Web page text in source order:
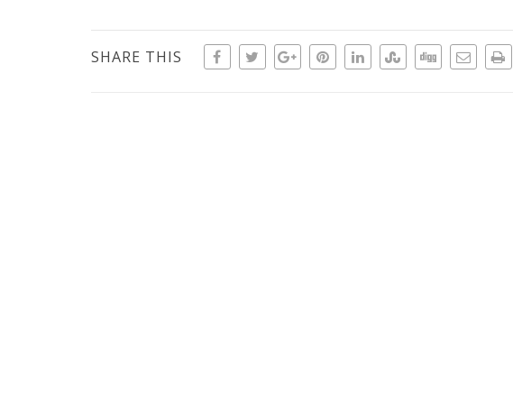
SHARE THIS